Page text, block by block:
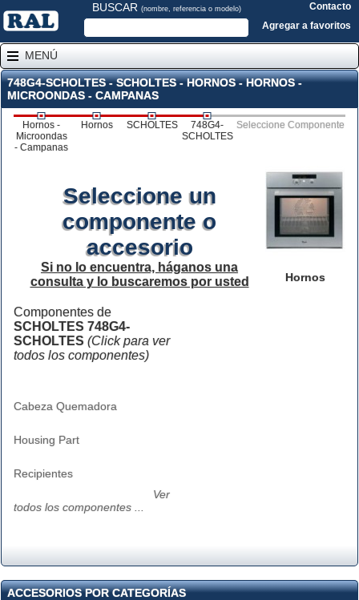
BUSCAR (nombre, referencia o modelo)
Contacto
Agregar a favoritos
MENÚ
748G4-SCHOLTES - SCHOLTES - HORNOS - HORNOS -
MICROONDAS - CAMPANAS
Hornos -
Microondas
- Campanas
Hornos SCHOLTES
748G4-
SCHOLTES
Seleccione Componente
Hornos
Seleccione un
componente o
accesorio
Si no lo encuentra, háganos una
consulta y lo buscaremos por usted
Componentes de
SCHOLTES 748G4-
SCHOLTES (Click para ver
todos los componentes)
Cabeza Quemadora
Housing Part
Recipientes
Ver
todos los componentes ...
ACCESORIOS POR CATEGORÍAS